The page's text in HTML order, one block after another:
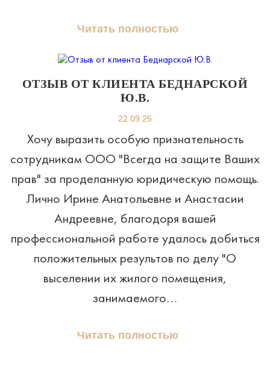
Читать полностью
ОТЗЫВ ОТ КЛИЕНТА БЕДНАРСКОЙ
Ю.В.
22.09.25
Хочу выразить особую признательность
сотрудникам ООО "Всегда на защите Ваших
прав" за проделанную юридическую помощь.
Лично Ирине Анатольевне и Анастасии
Андреевне, благодоря вашей
профессиональной работе удалось добиться
положительных результов по делу "О
выселении их жилого помещения,
занимаемого…
Читать полностью